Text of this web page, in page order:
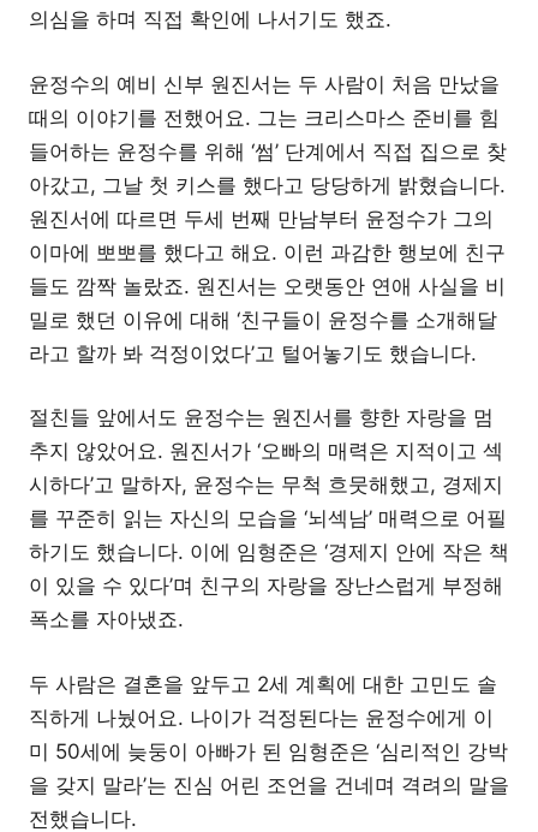
의심을 하며 직접 확인에 나서기도 했죠.
윤정수의 예비 신부 원진서는 두 사람이 처음 만났을
때의 이야기를 전했어요. 그는 크리스마스 준비를 힘
들어하는 윤정수를 위해 ‘썸’ 단계에서 직접 집으로 찾
아갔고, 그날 첫 키스를 했다고 당당하게 밝혔습니다.
원진서에 따르면 두세 번째 만남부터 윤정수가 그의
이마에 뽀뽀를 했다고 해요. 이런 과감한 행보에 친구
들도 깜짝 놀랐죠. 원진서는 오랫동안 연애 사실을 비
밀로 했던 이유에 대해 ‘친구들이 윤정수를 소개해달
라고 할까 봐 걱정이었다’고 털어놓기도 했습니다.
절친들 앞에서도 윤정수는 원진서를 향한 자랑을 멈
추지 않았어요. 원진서가 ‘오빠의 매력은 지적이고 섹
시하다’고 말하자, 윤정수는 무척 흐뭇해했고, 경제지
를 꾸준히 읽는 자신의 모습을 ‘뇌섹남’ 매력으로 어필
하기도 했습니다. 이에 임형준은 ‘경제지 안에 작은 책
이 있을 수 있다’며 친구의 자랑을 장난스럽게 부정해
폭소를 자아냈죠.
두 사람은 결혼을 앞두고 2세 계획에 대한 고민도 솔
직하게 나눴어요. 나이가 걱정된다는 윤정수에게 이
미 50세에 늦둥이 아빠가 된 임형준은 ‘심리적인 강박
을 갖지 말라’는 진심 어린 조언을 건네며 격려의 말을
전했습니다.